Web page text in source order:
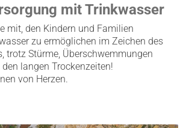
mit Trinkwasser
mit, den Kindern und Familien
zu ermöglichen im Zeichen des
trotz Stürme, Überschwemmungen
langen Trockenzeiten!
von Herzen.